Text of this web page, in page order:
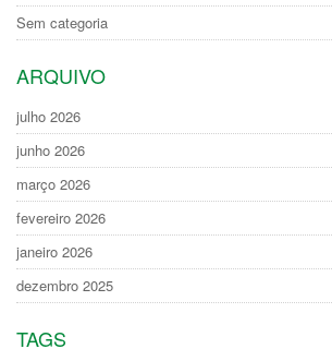
Sem categoria
ARQUIVO
julho 2026
junho 2026
março 2026
fevereiro 2026
janeiro 2026
dezembro 2025
TAGS